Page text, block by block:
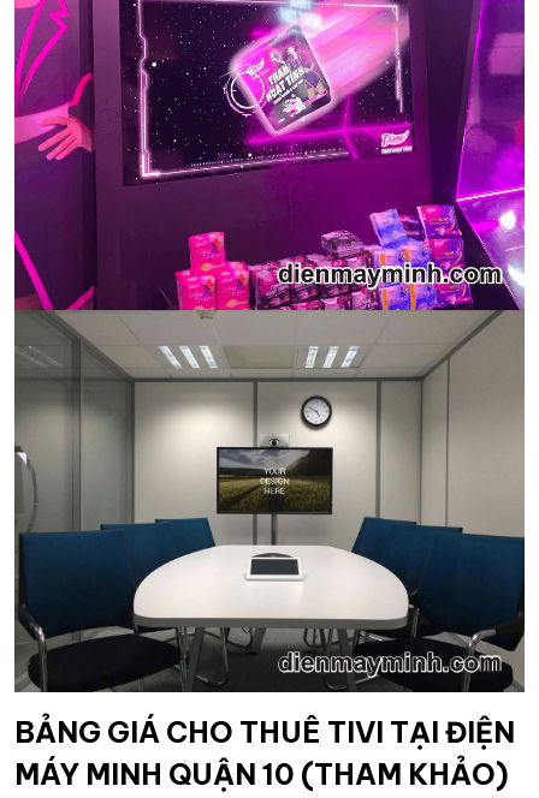
BẢNG GIÁ CHO THUÊ TIVI TẠI ĐIỆN
MÁY MINH QUẬN 10 (THAM KHẢO)